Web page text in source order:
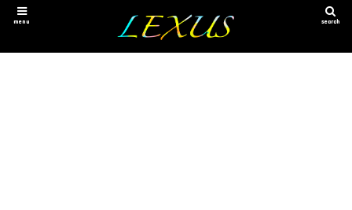
search
menu